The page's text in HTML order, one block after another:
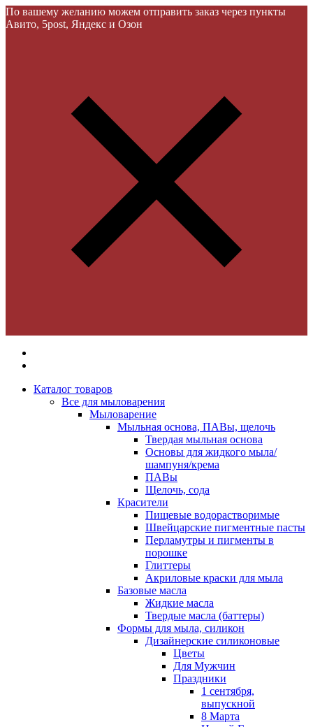
По вашему желанию можем отправить заказ через пункты
Авито, 5post, Яндекс и Озон
Каталог товаров
Все для мыловарения
Мыловарение
Мыльная основа, ПАВы, щелочь
Твердая мыльная основа
Основы для жидкого мыла/
шампуня/крема
ПАВы
Щелочь, сода
Красители
Пищевые водорастворимые
Швейцарские пигментные пасты
Перламутры и пигменты в
порошке
Глиттеры
Акриловые краски для мыла
Базовые масла
Жидкие масла
Твердые масла (баттеры)
Формы для мыла, силикон
Дизайнерские силиконовые
Цветы
Для Мужчин
Праздники
1 сентября,
выпускной
8 Марта